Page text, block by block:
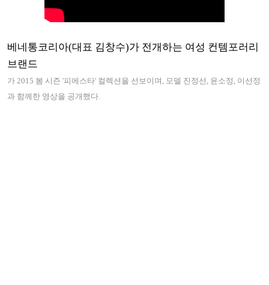
베네통코리아(대표 김창수)가 전개하는 여성 컨템포러리
브랜드
가 2015 봄 시즌 '피에스타' 컬렉션을 선보이며, 모델 진정선, 윤소정, 이선정
과 함께한 영상을 공개했다.